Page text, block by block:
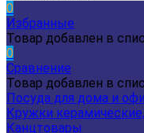
0
Избранные
Товар добавлен в
0
Сравнение
Товар добавлен в
Посуда для дома и
Кружки
Канцтовары